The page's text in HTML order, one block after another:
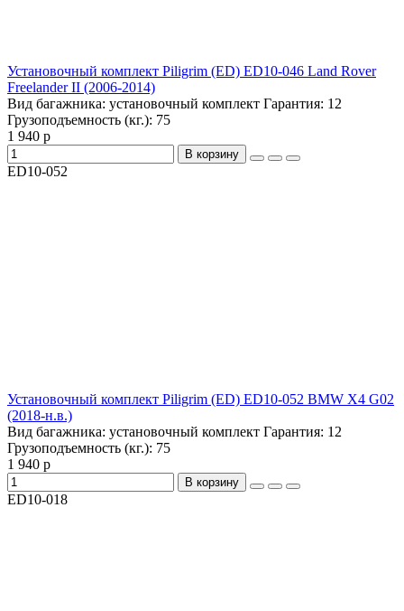
Установочный комплект Piligrim (ED) ED10-046 Land Rover
Freelander II (2006-2014)
Вид багажника: установочный комплект Гарантия: 12
Грузоподъемность (кг.): 75
1 940 р
В корзину
ED10-052
Установочный комплект Piligrim (ED) ED10-052 BMW X4 G02
(2018-н.в.)
Вид багажника: установочный комплект Гарантия: 12
Грузоподъемность (кг.): 75
1 940 р
В корзину
ED10-018